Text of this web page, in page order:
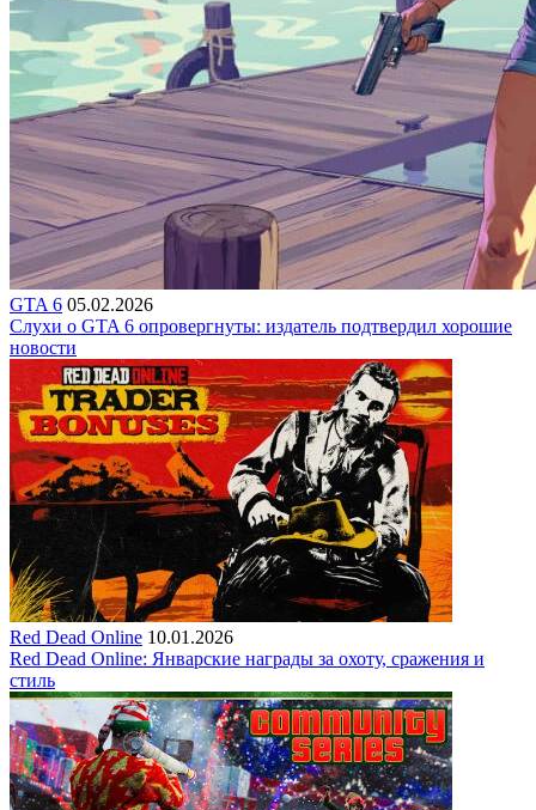
GTA 6 05.02.2026
Слухи о GTA 6 опровергнуты: издатель подтвердил хорошие
новости
Red Dead Online 10.01.2026
Red Dead Online: Январские награды за охоту, сражения и
стиль